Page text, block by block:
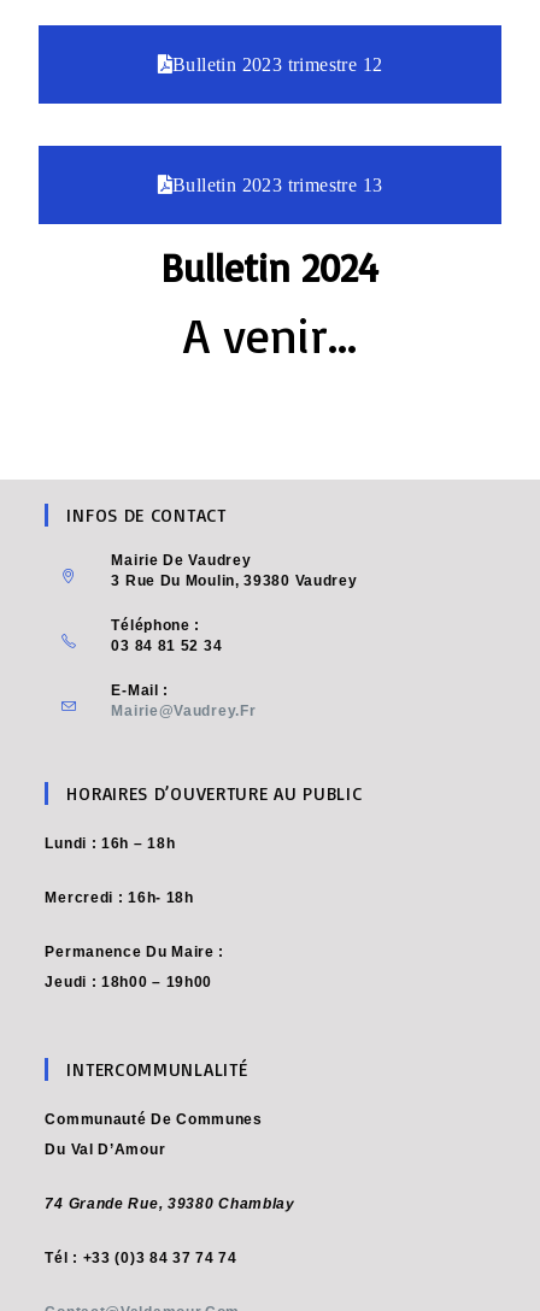
Bulletin 2023 trimestre 12
Bulletin 2023 trimestre 13
Bulletin 2024
A venir...
INFOS DE CONTACT
Mairie De Vaudrey
3 Rue Du Moulin, 39380 Vaudrey
Téléphone :
03 84 81 52 34
E-Mail :
Mairie@vaudrey.fr
HORAIRES D’OUVERTURE AU PUBLIC
Lundi : 16h – 18h
Mercredi : 16h- 18h
Permanence Du Maire :
Jeudi : 18h00 – 19h00
INTERCOMMUNLALITÉ
Communauté De Communes
Du Val D’Amour
74 Grande Rue, 39380 Chamblay
Tél : +33 (0)3 84 37 74 74